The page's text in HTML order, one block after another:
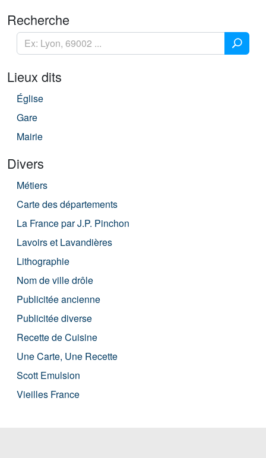
Recherche
Lieux dits
Église
Gare
Mairie
Divers
Métiers
Carte des départements
La France par J.P. Pinchon
Lavoirs et Lavandières
Lithographie
Nom de ville drôle
Publicitée ancienne
Publicitée diverse
Recette de Cuisine
Une Carte, Une Recette
Scott Emulsion
Vieilles France